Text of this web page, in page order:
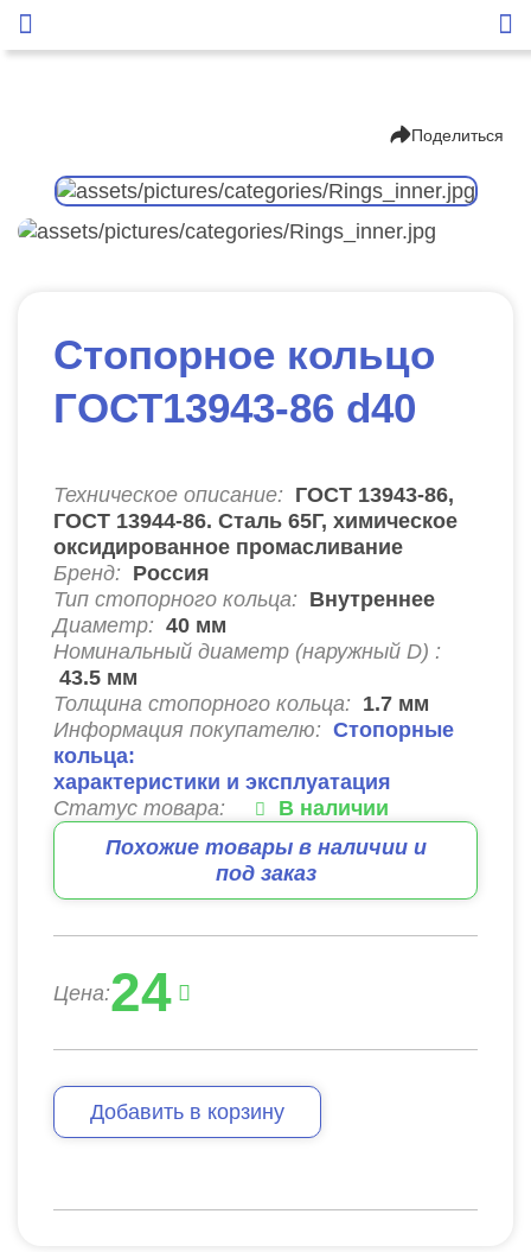
Поделиться
Стопорное кольцо
ГОСТ13943-86 d40
Техническое описание: ГОСТ 13943-86,
ГОСТ 13944-86. Сталь 65Г, химическое
оксидированное промасливание
Бренд: Россия
Тип стопорного кольца: Внутреннее
Диаметр: 40 мм
Номинальный диаметр (наружный D) :
43.5 мм
Толщина стопорного кольца: 1.7 мм
Информация покупателю: Стопорные
кольца:
характеристики и эксплуатация
Статус товара:
В наличии
Похожие товары в наличии и
под заказ
Цена:24
Добавить в корзину